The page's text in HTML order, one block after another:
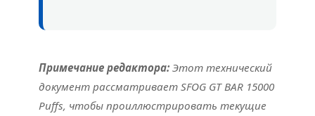
Примечание редактора: Этот технический
документ рассматривает SFOG GT BAR 15000
Puffs, чтобы проиллюстрировать текущие